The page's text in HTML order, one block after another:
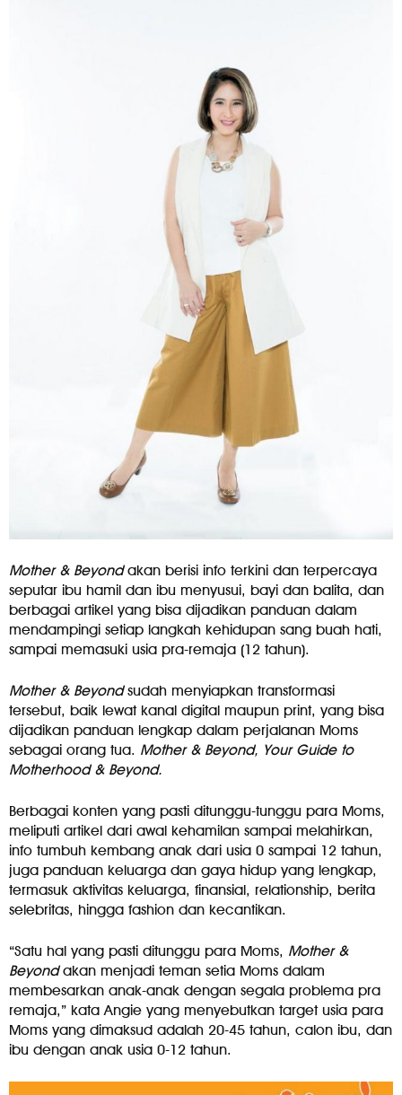
Mother & Beyondakan berisi info terkini dan terpercaya
seputar ibu hamil dan ibu menyusui, bayi dan balita, dan
berbagai artikel yang bisa dijadikan panduan dalam
mendampingi setiap langkah kehidupan sang buah hati,
sampai memasuki usia pra-remaja (12 tahun).
Mother & Beyondsudah menyiapkan transformasi
tersebut, baik lewat kanal digital maupun print, yang bisa
dijadikan panduan lengkap dalam perjalanan Moms
sebagai orang tua. Mother & Beyond, Your Guide to
Motherhood & Beyond.
Berbagai konten yang pasti ditunggu-tunggu para Moms,
meliputi artikel dari awal kehamilan sampai melahirkan,
info tumbuh kembang anak dari usia 0 sampai 12 tahun,
juga panduan keluarga dan gaya hidup yang lengkap,
termasuk aktivitas keluarga, finansial, relationship, berita
selebritas, hingga fashion dan kecantikan.
“Satu hal yang pasti ditunggu para Moms, Mother &
Beyondakan menjadi teman setia Moms dalam
membesarkan anak-anak dengan segala problema pra
remaja,” kata Angie yang menyebutkan target usia para
Moms yang dimaksud adalah 20-45 tahun, calon ibu, dan
ibu dengan anak usia 0-12 tahun.